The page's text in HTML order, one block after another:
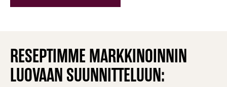
RESEPTIMME MARKKINOINNIN
LUOVAAN SUUNNITTELUUN: